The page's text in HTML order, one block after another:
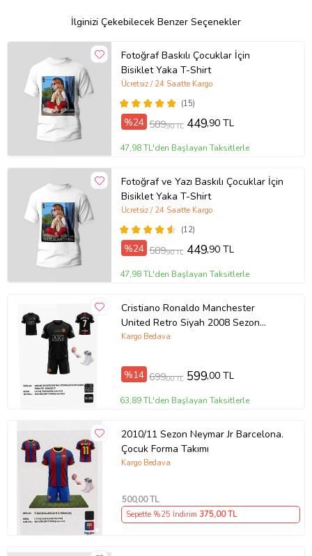
Çocuk Kapşonlu Sweatshirt
Kapşonlu Sweatshirt
Fermuarlı Kapşonlu Sweatshirt
Ürün Kodu:kcs485680126
İlginizi Çekebilecek Benzer Seçenekler
Fotoğraf Baskılı Çocuklar İçin
Bisiklet Yaka T-Shirt
(15)
Ücretsiz / 24 Saatte Kargo
%24 589,90 TL 449,90 TL
47,98 TL'den Başlayan Taksitlerle
Fotoğraf ve Yazı Baskılı Çocuklar İçin
Bisiklet Yaka T-Shirt
(12)
Ücretsiz / 24 Saatte Kargo
%24 589,90 TL 449,90 TL
47,98 TL'den Başlayan Taksitlerle
Cristiano Ronaldo Manchester
United Retro Siyah 2008 Sezon
Çocuk Forma Takımı 4 Parça
Kargo Bedava
%14 699,00 TL 599,00 TL
63,89 TL'den Başlayan Taksitlerle
2010/11 Sezon Neymar Jr Barcelona.
Çocuk Forma Takımı
Kargo Bedava
500,00 TL
Sepette %25 İndirim 375,00 TL